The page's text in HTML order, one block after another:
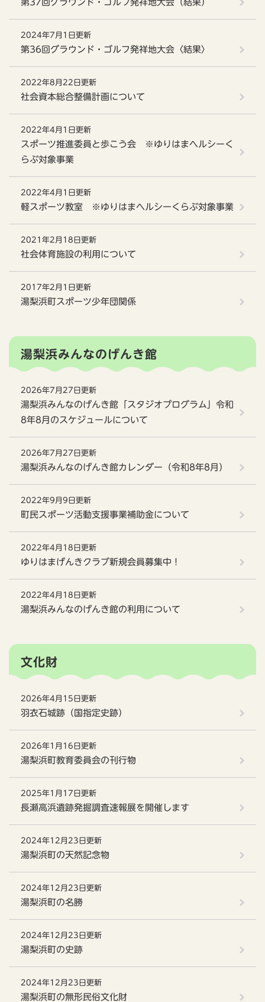
第37回グラウンド・ゴルフ発祥地大会（結果）
2024年7月1日更新
第36回グラウンド・ゴルフ発祥地大会〈結果〉
2022年8月22日更新
社会資本総合整備計画について
2022年4月1日更新
スポーツ推進委員と歩こう会 ※ゆりはまヘルシーく
らぶ対象事業
2022年4月1日更新
軽スポーツ教室 ※ゆりはまヘルシーくらぶ対象事業
2021年2月18日更新
社会体育施設の利用について
2017年2月1日更新
湯梨浜町スポーツ少年団関係
湯梨浜みんなのげんき館
2026年7月27日更新
湯梨浜みんなのげんき館「スタジオプログラム」令和
8年8月のスケジュールについて
2026年7月27日更新
湯梨浜みんなのげんき館カレンダー（令和8年8月）
2022年9月9日更新
町民スポーツ活動支援事業補助金について
2022年4月18日更新
ゆりはまげんきクラブ新規会員募集中！
2022年4月18日更新
湯梨浜みんなのげんき館の利用について
文化財
2026年4月15日更新
羽衣石城跡（国指定史跡）
2026年1月16日更新
湯梨浜町教育委員会の刊行物
2025年1月17日更新
長瀬高浜遺跡発掘調査速報展を開催します
2024年12月23日更新
湯梨浜町の天然記念物
2024年12月23日更新
湯梨浜町の名勝
2024年12月23日更新
湯梨浜町の史跡
2024年12月23日更新
湯梨浜町の無形民俗文化財